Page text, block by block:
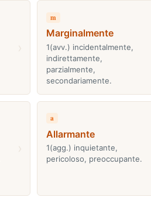
m
Marginalmente
1(avv.) incidentalmente,
indirettamente,
parzialmente,
secondariamente.
a
Allarmante
1(agg.) inquietante,
pericoloso, preoccupante.